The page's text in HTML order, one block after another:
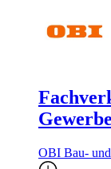
OBI Bau-